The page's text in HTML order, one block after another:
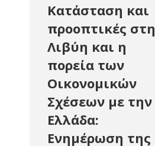
Κατάσταση και
προοπτικές στη
Λιβύη και η
πορεία των
Οικονομικών
Σχέσεων με την
Ελλάδα:
Ενημέρωση της